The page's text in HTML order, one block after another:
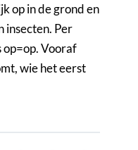
op in de grond en
insecten. Per
op=op. Vooraf
wie het eerst